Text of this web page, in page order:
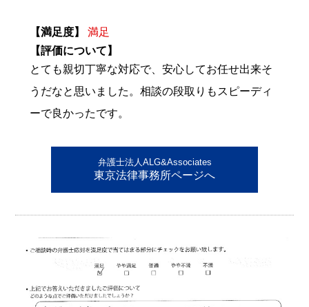
【満足度】
満足
【評価について】
とても親切丁寧な対応で、安心してお任せ出来そ
うだなと思いました。相談の段取りもスピーディ
ーで良かったです。
弁護士法人ALG&Associates
東京法律事務所ページへ